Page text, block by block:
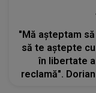
"Mă așteptam
să te aștepte
în libertate
reclamă".